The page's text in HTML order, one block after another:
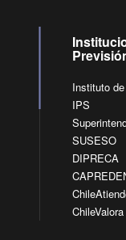
Instituto
IPS
SUSESO
DIPRECA
ChileValora